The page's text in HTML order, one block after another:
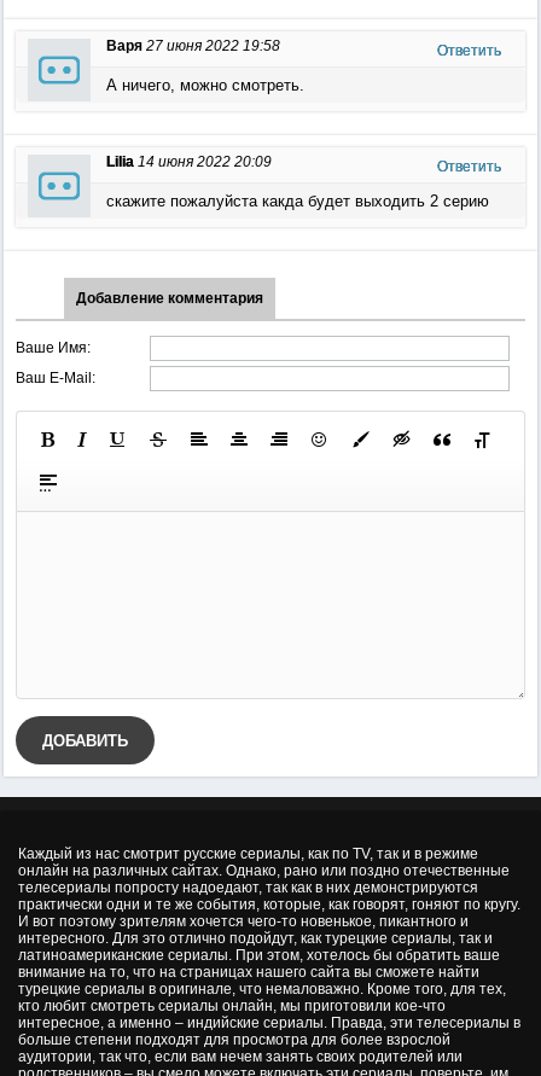
Варя 27 июня 2022 19:58 Ответить
А ничего, можно смотреть.
Lilia 14 июня 2022 20:09 Ответить
скажите пожалуйста какда будет выходить 2 серию
Добавление комментария
Ваше Имя:
Ваш E-Mail:
ДОБАВИТЬ
Каждый из нас смотрит русские сериалы, как по TV, так и в режиме
онлайн на различных сайтах. Однако, рано или поздно отечественные
телесериалы попросту надоедают, так как в них демонстрируются
практически одни и те же события, которые, как говорят, гоняют по кругу.
И вот поэтому зрителям хочется чего-то новенькое, пикантного и
интересного. Для это отлично подойдут, как турецкие сериалы, так и
латиноамериканские сериалы. При этом, хотелось бы обратить ваше
внимание на то, что на страницах нашего сайта вы сможете найти
турецкие сериалы в оригинале, что немаловажно. Кроме того, для тех,
кто любит смотреть сериалы онлайн, мы приготовили кое-что
интересное, а именно – индийские сериалы. Правда, эти телесериалы в
больше степени подходят для просмотра для более взрослой
аудитории, так что, если вам нечем занять своих родителей или